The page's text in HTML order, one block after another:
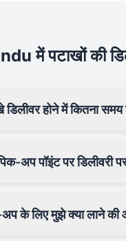
में पटाखों की
होने में कितना समय
अप पॉइंट पर डिलीवरी
के लिए मुझे क्या लाने की